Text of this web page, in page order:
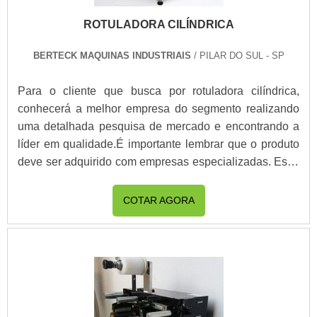
ROTULADORA CILÍNDRICA
BERTECK MAQUINAS INDUSTRIAIS / PILAR DO SUL - SP
Para o cliente que busca por rotuladora cilíndrica,
conhecerá a melhor empresa do segmento realizando
uma detalhada pesquisa de mercado e encontrando a
líder em qualidade.É importante lembrar que o produto
deve ser adquirido com empresas especializadas. Esse
durabilidade dos materiais, além de evitar prejuízos
com substituições frequentes de peças defeituosas.
Assim, é possível poupar gastos desnecessários.MAIS
CILÍNDRICAQuem está à procura de rotuladora
cilíndrica em uma empresa inovadora, vai até o site da
Berteck Máquinas Industriais. Na organização, é
COTAR AGORA